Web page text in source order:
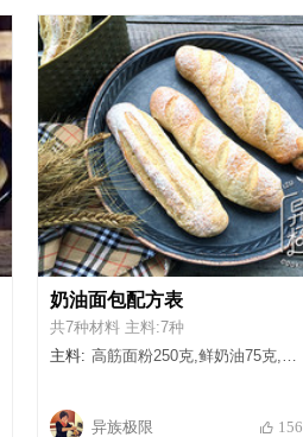
奶油面包配方表
共7种材料 主料:7种
主料: 高筋面粉250克,鲜奶油75克,牛奶125克,白糖25克,酵母5克,盐3克,糖粉少量
异族极限 156